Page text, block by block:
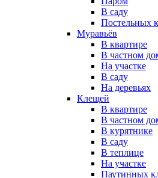
В саду
Постельных
Муравьёв
В квартире
В частном
На участке
В саду
На деревьях
Клещей
В квартире
В частном
В курятнике
В саду
В теплице
На участке
Паутинных